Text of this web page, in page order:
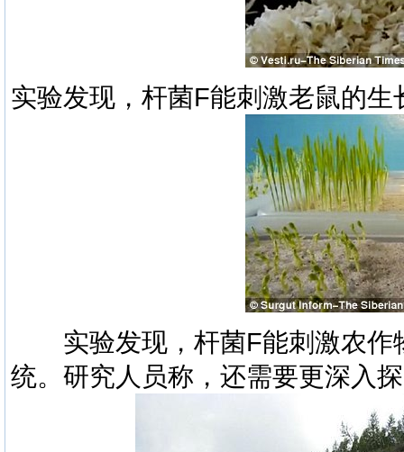
实验发现，杆菌F能刺激老鼠的
实验发现，杆菌F能刺激农作
统。研究人员称，还需要更深入